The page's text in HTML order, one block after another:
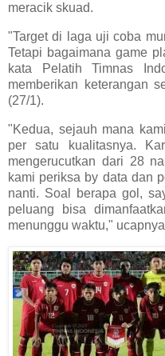
meracik skuad.
"Target di laga uji coba
Tetapi bagaimana game
kata Pelatih Timnas
memberikan keterangan
(27/1).
"Kedua, sejauh mana
per satu kualitasnya.
mengerucutkan dari 28
kami periksa by data dan
nanti. Soal berapa gol,
peluang bisa
menunggu waktu,"